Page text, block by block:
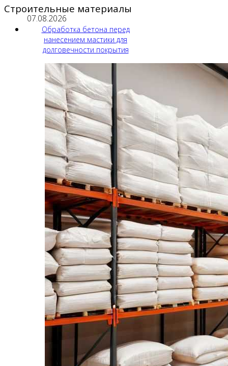
Строительные материалы
07.08.2026
Обработка бетона перед
нанесением мастики для
долговечности покрытия